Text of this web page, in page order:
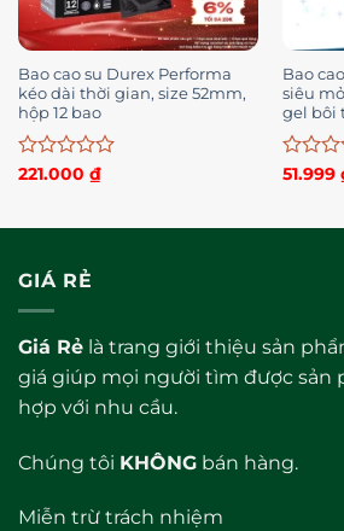
Bao cao su Durex Performa
kéo dài thời gian, size 52mm,
hộp 12 bao
Được
0
sao
221.000 ₫
Bao
siêu
gel bôi
bản
Được
0
51.999
GIÁ RẺ
Giá Rẻ là trang giới thiệu sản
giá giúp mọi người tìm được sản
hợp với nhu cầu.
Chúng tôi KHÔNG bán hàng.
Miễn trừ trách nhiệm